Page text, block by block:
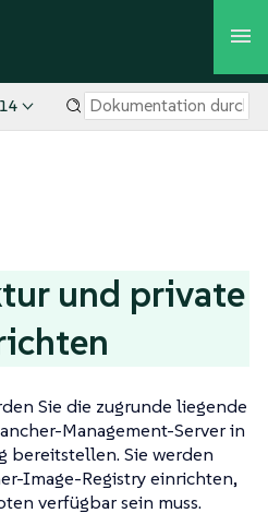
und private
Sie die zugrunde liegende
Management-Server in
bereitstellen. Sie werden
Image-Registry einrichten,
verfügbar sein muss.